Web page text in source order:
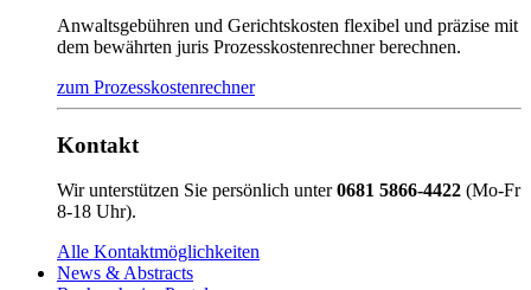
Anwaltsgebühren und Gerichtskosten flexibel und präzise mit
dem bewährten juris Prozesskostenrechner berechnen.
zum Prozesskostenrechner
Kontakt
Wir unterstützen Sie persönlich unter0681 5866-4422 (Mo-Fr
8-18 Uhr).
Alle Kontaktmöglichkeiten
News & Abstracts